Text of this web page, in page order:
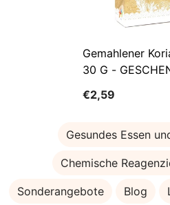
Gemahlener
30 G -
€2,59
Gesundes Essen
Chemische
Sonderangebote Blog